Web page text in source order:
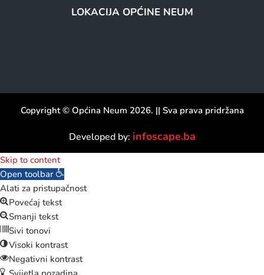
LOKACIJA OPĆINE NEUM
Copyright © Općina Neum 2026. || Sva prava pridržana
Developed by: infoscape.ba
Skip to content
Open toolbar
Alati za pristupačnost
Povećaj tekst
Smanji tekst
Sivi tonovi
Visoki kontrast
Negativni kontrast